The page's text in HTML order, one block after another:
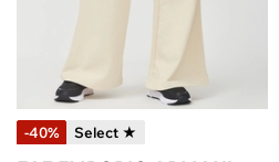
-40% Select ★